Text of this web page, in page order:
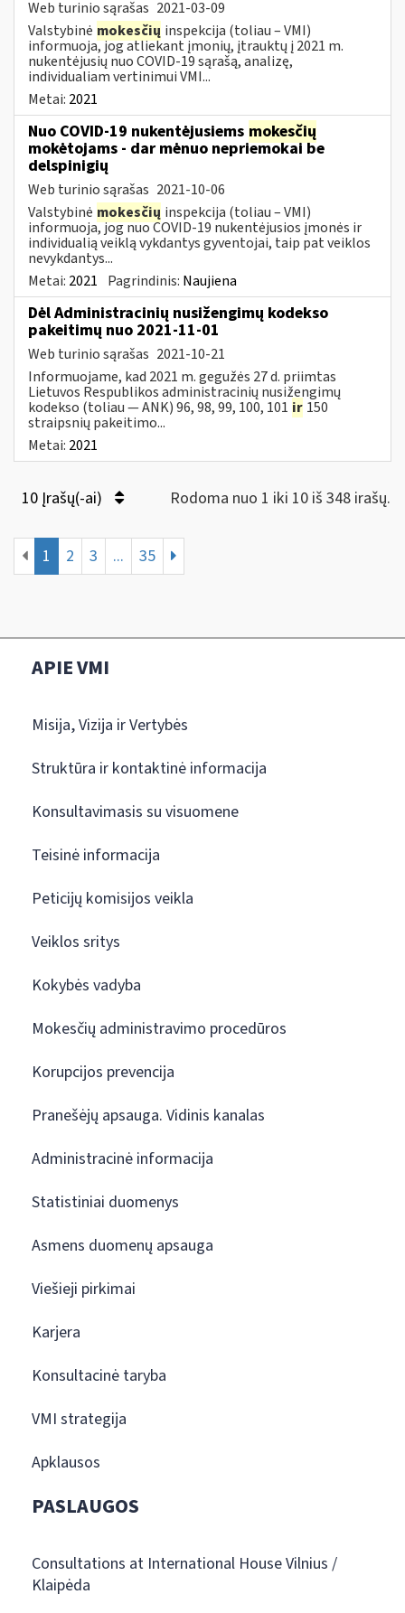
Web turinio sąrašas 2021-03-09
Valstybinė mokesčių inspekcija (toliau – VMI)
informuoja, jog atliekant įmonių, įtrauktų į 2021 m.
nukentėjusių nuo COVID-19 sąrašą, analizę,
individualiam vertinimui VMI...
Metai: 2021
Nuo COVID-19 nukentėjusiems mokesčių
mokėtojams - dar mėnuo nepriemokai be
delspinigių
Web turinio sąrašas 2021-10-06
Valstybinė mokesčių inspekcija (toliau – VMI)
informuoja, jog nuo COVID-19 nukentėjusios įmonės ir
individualią veiklą vykdantys gyventojai, taip pat veiklos
nevykdantys...
Metai: 2021 Pagrindinis: Naujiena
Dėl Administracinių nusižengimų kodekso
pakeitimų nuo 2021-11-01
Web turinio sąrašas 2021-10-21
Informuojame, kad 2021 m. gegužės 27 d. priimtas
Lietuvos Respublikos administracinių nusižengimų
kodekso (toliau — ANK) 96, 98, 99, 100, 101 ir 150
straipsnių pakeitimo...
Metai: 2021
10 Įrašų(-ai) Rodoma nuo 1 iki 10 iš 348 irašų.
1 2 3 ... 35
APIE VMI
Misija, Vizija ir Vertybės
Struktūra ir kontaktinė informacija
Konsultavimasis su visuomene
Teisinė informacija
Peticijų komisijos veikla
Veiklos sritys
Kokybės vadyba
Mokesčių administravimo procedūros
Korupcijos prevencija
Pranešėjų apsauga. Vidinis kanalas
Administracinė informacija
Statistiniai duomenys
Asmens duomenų apsauga
Viešieji pirkimai
Karjera
Konsultacinė taryba
VMI strategija
Apklausos
PASLAUGOS
Consultations at International House Vilnius /
Klaipėda